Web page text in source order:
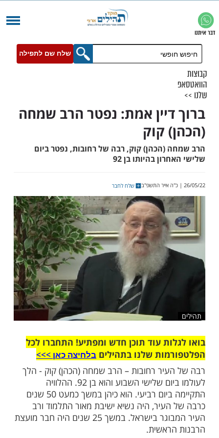
שלח שם לתפילה
אמת: נפטר הרב שמחה
קוק
(הכהן) קוק, רבה של רחובות, נפטר ביום
בהיותו בן 92
שלח לחבר
עוד תוכן חדש ומפתיע! התחברו לכל